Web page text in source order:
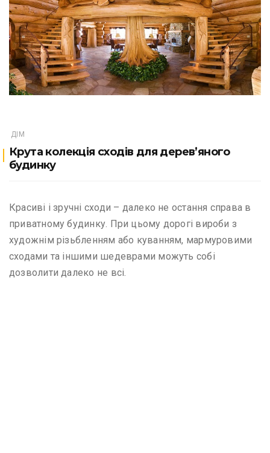
ДІМ
Крута колекція сходів для дерев’яного
будинку
Красиві і зручні сходи – далеко не остання справа в
приватному будинку. При цьому дорогі вироби з
художнім різьбленням або куванням, мармуровими
сходами та іншими шедеврами можуть собі
дозволити далеко не всі.